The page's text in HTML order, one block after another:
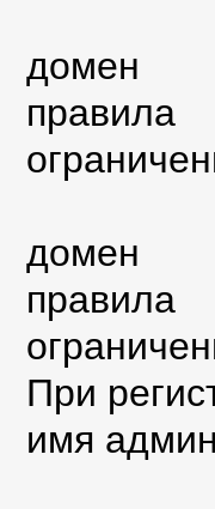
При
имя